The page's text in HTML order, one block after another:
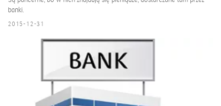
banki.
2015-12-31